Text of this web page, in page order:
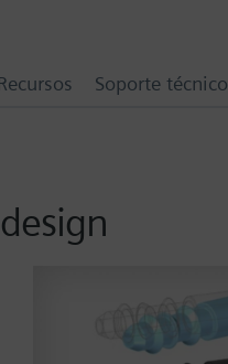
Recursos Soporte técnico